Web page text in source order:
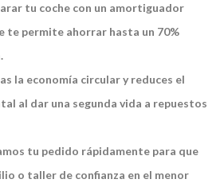
tu coche con un amortiguador
te permite ahorrar hasta un 70%
la economía circular y reduces el
al dar una segunda vida a repuestos
tu pedido rápidamente para que
o taller de confianza en el menor